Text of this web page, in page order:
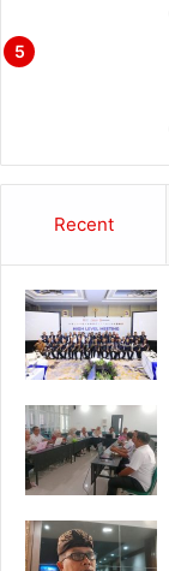
Recent